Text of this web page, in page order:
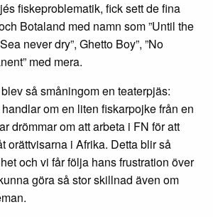
fiskeproblematik, fick sett de fina
Botaland med namn som ”Until the
never dry”, Ghetto Boy”, ”No
med mera.
så småningom en teaterpjäs:
om en liten fiskarpojke från en
drömmar om att arbeta i FN för att
orättvisarna i Afrika. Detta blir så
och vi får följa hans frustration över
göra så stor skillnad även om